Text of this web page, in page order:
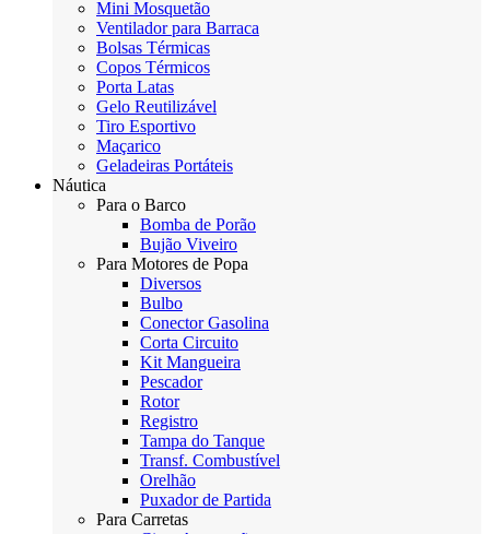
Mini Mosquetão
Ventilador para Barraca
Bolsas Térmicas
Copos Térmicos
Porta Latas
Gelo Reutilizável
Tiro Esportivo
Maçarico
Geladeiras Portáteis
Náutica
Para o Barco
Bomba de Porão
Bujão Viveiro
Para Motores de Popa
Diversos
Bulbo
Conector Gasolina
Corta Circuito
Kit Mangueira
Pescador
Rotor
Registro
Tampa do Tanque
Transf. Combustível
Orelhão
Puxador de Partida
Para Carretas